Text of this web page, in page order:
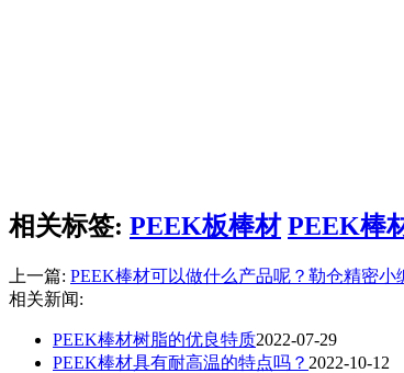
相关标签: PEEK板棒材 PEEK棒
上一篇: PEEK棒材可以做什么产品呢？勒仓精密小
相关新闻:
PEEK棒材树脂的优良特质2022-07-29
PEEK棒材具有耐高温的特点吗？ 2022-10-12